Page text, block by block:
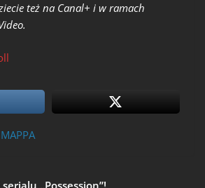
też na Canal+ i w ramach
MAPPA